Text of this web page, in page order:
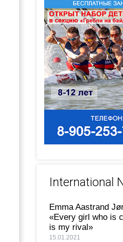
International
Emma Aastrand
«Every girl who is
is my rival»
15.01.2021